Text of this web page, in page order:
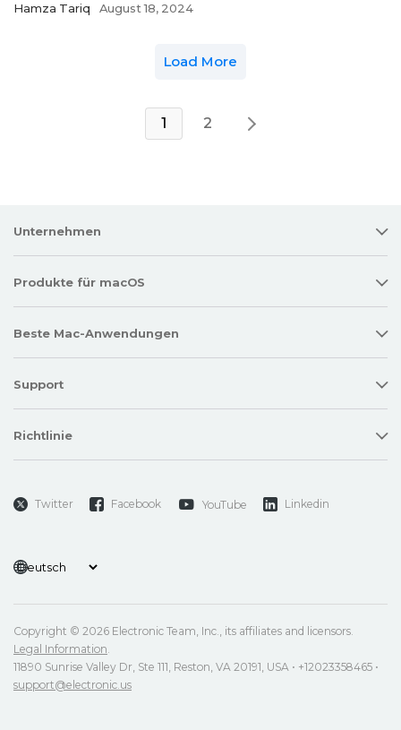
Hamza Tariq August 18, 2024
Load More
1 2
Unternehmen
Produkte für macOS
Beste Mac-Anwendungen
Support
Richtlinie
Twitter Facebook YouTube Linkedin
Copyright © 2026 Electronic Team, Inc., its affiliates and licensors.
Legal Information.
11890 Sunrise Valley Dr, Ste 111, Reston, VA 20191, USA • +12023358465 •
support@electronic.us